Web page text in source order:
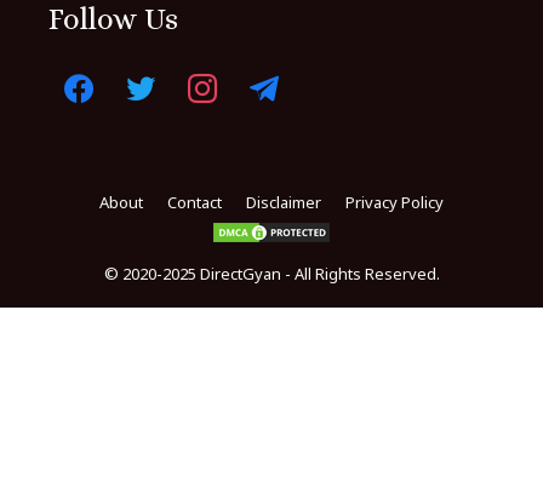
Follow Us
About Contact Disclaimer Privacy Policy
© 2020-2025 DirectGyan - All Rights Reserved.